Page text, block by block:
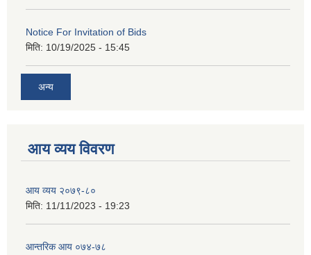
Notice For Invitation of Bids
मिति: 10/19/2025 - 15:45
अन्य
आय व्यय विवरण
आय व्यय २०७९-८०
मिति: 11/11/2023 - 19:23
आन्तरिक आय ०७४-७८